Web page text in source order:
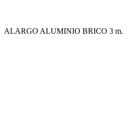
ALARGO ALUMINIO BRICO 3 m.